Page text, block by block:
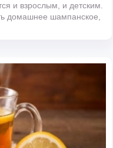
и взрослым, и детским.
домашнее шампанское,